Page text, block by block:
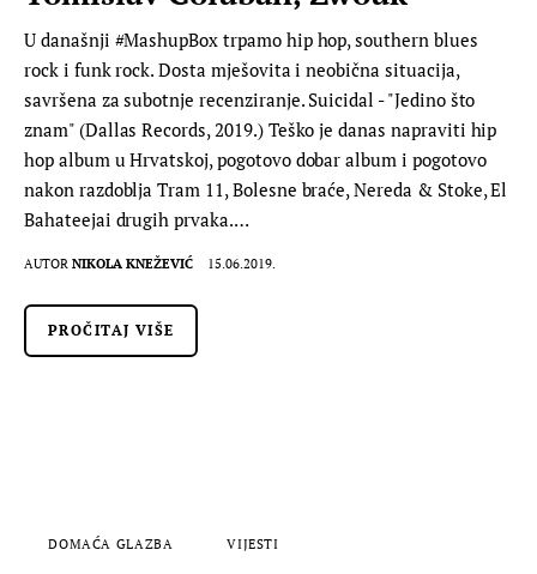
U današnji #MashupBox trpamo hip hop, southern blues
rock i funk rock. Dosta mješovita i neobična situacija,
savršena za subotnje recenziranje. Suicidal - "Jedino što
znam" (Dallas Records, 2019.) Teško je danas napraviti hip
hop album u Hrvatskoj, pogotovo dobar album i pogotovo
nakon razdoblja Tram 11, Bolesne braće, Nereda & Stoke, El
Bahateejai drugih prvaka.…
AUTOR NIKOLA KNEŽEVIĆ 15.06.2019.
PROČITAJ VIŠE
DOMAĆA GLAZBA VIJESTI